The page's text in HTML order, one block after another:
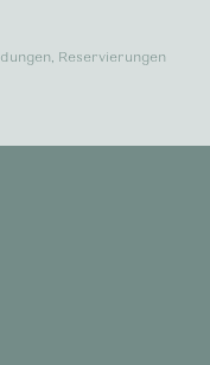
Reservierungen